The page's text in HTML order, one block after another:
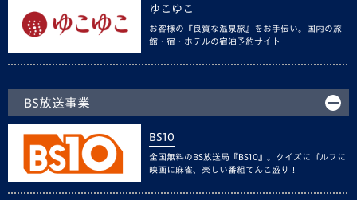
ゆこゆこ
お客様の『良質な温泉旅』をお手伝い。国内の旅
館・宿・ホテルの宿泊予約サイト
BS放送事業
BS10
全国無料のBS放送局『BS10』。クイズにゴルフに
映画に麻雀、楽しい番組てんこ盛り！